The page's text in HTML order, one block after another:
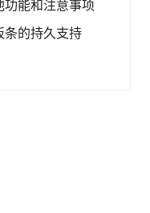
能和注意事项
条的持久支持